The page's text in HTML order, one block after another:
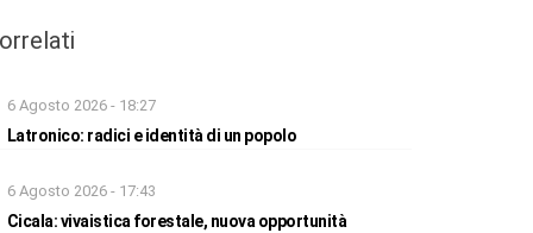
6 Agosto 2026 - 18:27
Latronico: radici e identità di un popolo
6 Agosto 2026 - 17:43
Cicala: vivaistica forestale, nuova opportunità